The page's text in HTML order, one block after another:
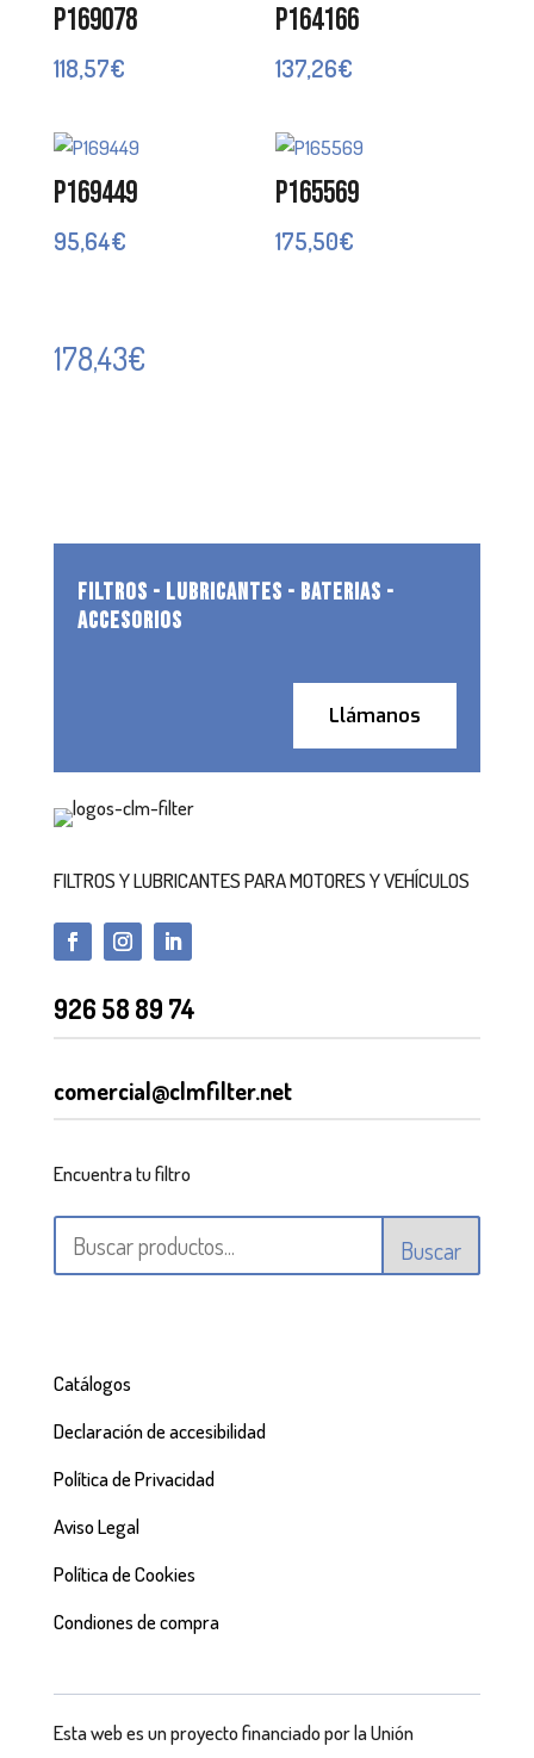
P169078
118,57€
P164166
137,26€
P169449
95,64€
P165569
175,50€
178,43€
FILTROS - LUBRICANTES - BATERIAS -
ACCESORIOS
Llámanos
FILTROS Y LUBRICANTES PARA MOTORES Y VEHÍCULOS
926 58 89 74
comercial@clmfilter.net
Encuentra tu filtro
Buscar
Catálogos
Declaración de accesibilidad
Política de Privacidad
Aviso Legal
Política de Cookies
Condiones de compra
Esta web es un proyecto financiado por la Unión